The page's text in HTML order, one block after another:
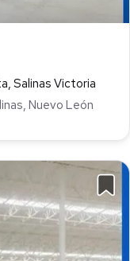
Salinas Victoria
Nuevo León